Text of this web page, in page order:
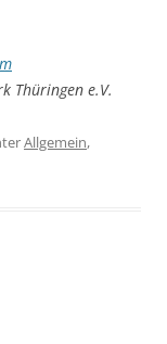
Thüringen e.V.
Allgemein,